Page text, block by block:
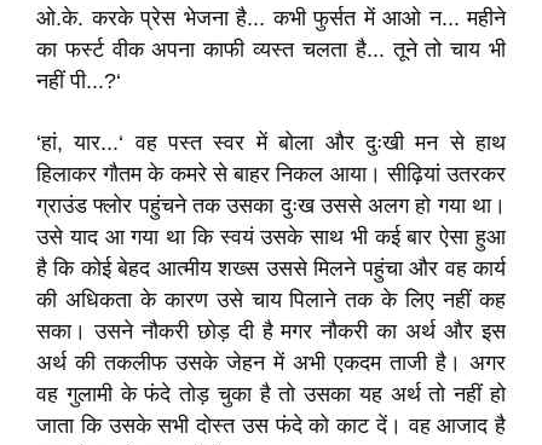
ओ.के. करके प्रेस भेजना है... कभी फुर्सत में आओ न... महीने
का फर्स्ट वीक अपना काफी व्यस्त चलता है... तूने तो चाय भी
नहीं पी...?‘
‘हां, यार...‘ वह पस्त स्वर में बोला और दुःखी मन से हाथ
हिलाकर गौतम के कमरे से बाहर निकल आया। सीढ़ियां उतरकर
ग्राउंड फ्लोर पहुंचने तक उसका दुःख उससे अलग हो गया था।
उसे याद आ गया था कि स्वयं उसके साथ भी कई बार ऐसा हुआ
है कि कोई बेहद आत्मीय शख्स उससे मिलने पहुंचा और वह कार्य
की अधिकता के कारण उसे चाय पिलाने तक के लिए नहीं कह
सका। उसने नौकरी छोड़ दी है मगर नौकरी का अर्थ और इस
अर्थ की तकलीफ उसके जेहन में अभी एकदम ताजी है। अगर
वह गुलामी के फंदे तोड़ चुका है तो उसका यह अर्थ तो नहीं हो
जाता कि उसके सभी दोस्त उस फंदे को काट दें। वह आजाद है